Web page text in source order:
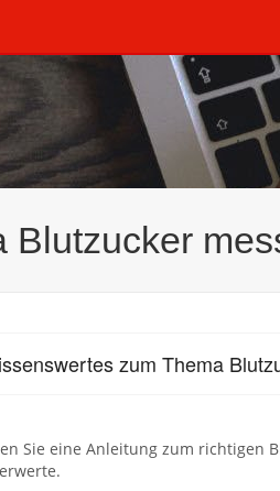
Blutzucker
zum Thema
Sie eine Anleitung zum richtigen